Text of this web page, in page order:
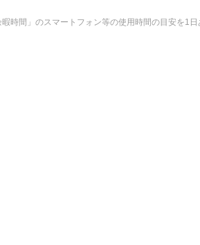
間」のスマートフォン等の使用時間の目安を1